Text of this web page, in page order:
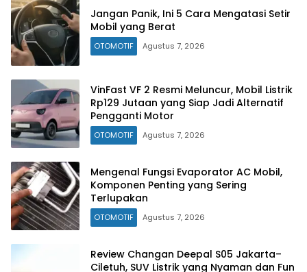
Jangan Panik, Ini 5 Cara Mengatasi Setir
Mobil yang Berat
OTOMOTIF Agustus 7, 2026
VinFast VF 2 Resmi Meluncur, Mobil Listrik
Rp129 Jutaan yang Siap Jadi Alternatif
Pengganti Motor
OTOMOTIF Agustus 7, 2026
Mengenal Fungsi Evaporator AC Mobil,
Komponen Penting yang Sering
Terlupakan
OTOMOTIF Agustus 7, 2026
Review Changan Deepal S05 Jakarta–
Ciletuh, SUV Listrik yang Nyaman dan Fun